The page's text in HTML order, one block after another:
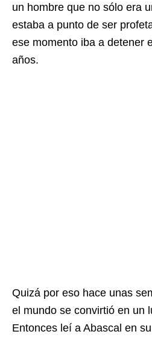
un hombre que no sólo era
estaba a punto de ser
ese momento iba a detener
años.
Quizá por eso hace unas
el mundo se convirtió en un
Entonces leí a Abascal en